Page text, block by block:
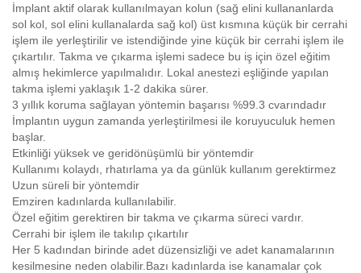
İmplant aktif olarak kullanılmayan kolun (sağ elini kullananlarda
sol kol, sol elini kullanalarda sağ kol) üst kısmına küçük bir cerrahi
işlem ile yerleştirilir ve istendiğinde yine küçük bir cerrahi işlem ile
çıkartılır. Takma ve çıkarma işlemi sadece bu iş için özel eğitim
almış hekimlerce yapılmalıdır. Lokal anestezi eşliğinde yapılan
takma işlemi yaklaşık 1-2 dakika sürer.
3 yıllık koruma sağlayan yöntemin başarısı %99.3 cvarındadır
İmplantın uygun zamanda yerleştirilmesi ile koruyuculuk hemen
başlar.
Etkinliği yüksek ve geridönüşümlü bir yöntemdir
Kullanımı kolaydı, rhatırlama ya da günlük kullanım gerektirmez
Uzun süreli bir yöntemdir
Emziren kadınlarda kullanılabilir.
Özel eğitim gerektiren bir takma ve çıkarma süreci vardır.
Cerrahi bir işlem ile takılıp çıkartılır
Her 5 kadından birinde adet düzensizliği ve adet kanamalarının
kesilmesine neden olabilir.Bazı kadınlarda ise kanamalar çok